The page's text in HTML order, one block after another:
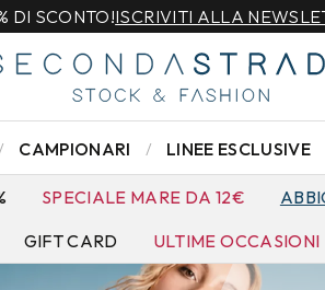
DI SCONTO!ISCRIVITI ALLA
SPECIALE MARE DA 12€
GIFT CARD
ULTIME OCCASIONI
CAMPIONARI LINEE ESCLUSIVE